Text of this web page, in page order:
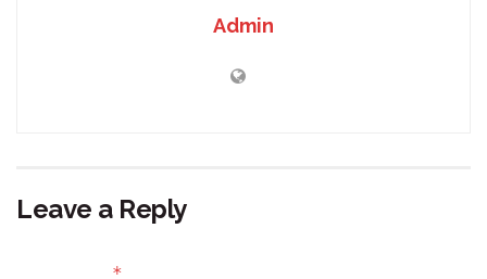
Admin
Leave a Reply
*